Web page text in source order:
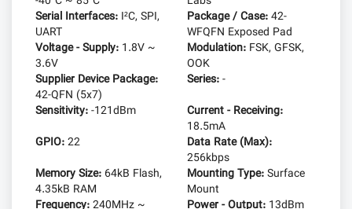
Serial Interfaces: I²C, SPI,
UART
Package / Case:42-
WFQFN Exposed Pad
Voltage - Supply: 1.8V ~
3.6V
Modulation: FSK, GFSK,
OOK
Supplier Device Package:
42-QFN (5x7)
Series:-
Sensitivity:-121dBm
Current - Receiving:
18.5mA
GPIO:22
Data Rate (Max):
256kbps
Memory Size: 64kB Flash,
4.35kB RAM
Mounting Type:Surface
Mount
Frequency:240MHz ~
Power - Output: 13dBm